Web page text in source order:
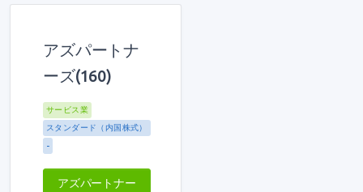
アズパートナ
ーズ(160)
サービス業
スタンダード（内国株式）
-
アズパートナー